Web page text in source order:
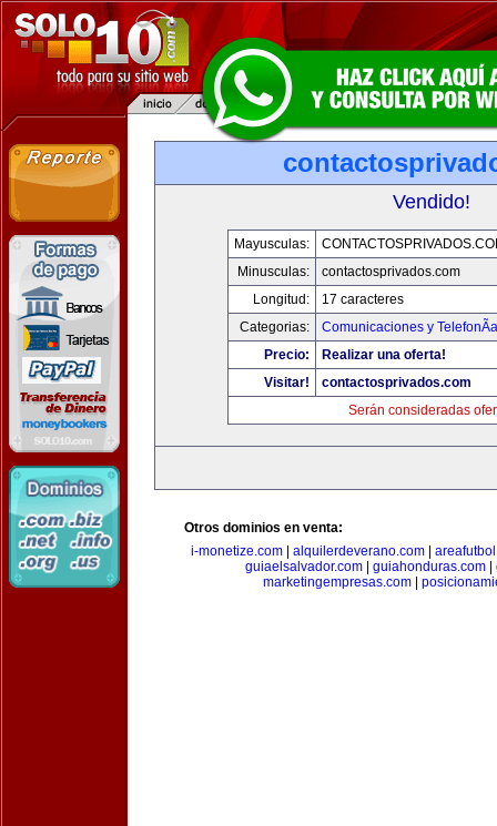
Vendido!
Mayusculas:
Minusculas:
contactosprivados.com
Longitud:
17 caracteres
Categorias:
Comunicaciones y TelefonÃ­a
Precio:
Realizar una oferta!
Visitar!
contactosprivados.com
Serán consideradas
Otros dominios en venta:
i-monetize.com
alquilerdeverano.com
guiaelsalvador.com| guiahonduras.com|
marketingempresas.com